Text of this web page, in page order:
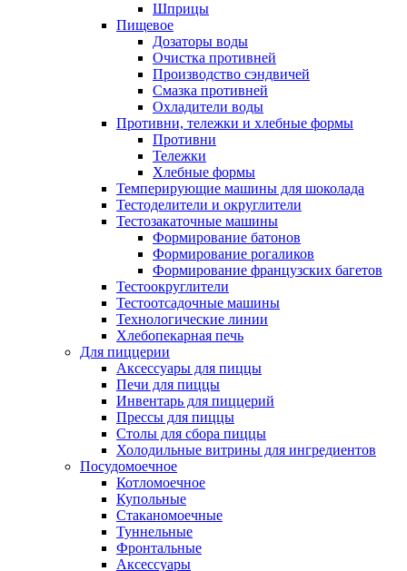
Шприцы
Пищевое
Дозаторы воды
Очистка противней
Производство сэндвичей
Смазка противней
Охладители воды
Противни, тележки и хлебные формы
Противни
Тележки
Хлебные формы
Темперирующие машины для шоколада
Тестоделители и округлители
Тестозакаточные машины
Формирование батонов
Формирование рогаликов
Формирование французских багетов
Тестоокруглители
Тестоотсадочные машины
Технологические линии
Хлебопекарная печь
Для пиццерии
Аксессуары для пиццы
Печи для пиццы
Инвентарь для пиццерий
Прессы для пиццы
Столы для сбора пиццы
Холодильные витрины для ингредиентов
Посудомоечное
Котломоечное
Купольные
Стаканомоечные
Туннельные
Фронтальные
Аксессуары